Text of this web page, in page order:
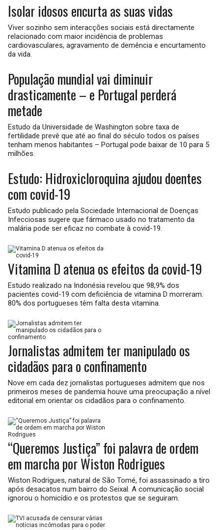
Isolar idosos encurta as suas vidas
Viver sozinho sem interacções sociais está directamente
relacionado com maior incidência de problemas
cardiovasculares, agravamento de demência e encurtamento
da vida.
População mundial vai diminuir
drasticamente – e Portugal perderá
metade
Estudo da Universidade de Washington sobre taxa de
fertilidade prevê que até ao final do século todos os países
tenham menos habitantes – Portugal pode baixar de 10 para 5
milhões.
Estudo: Hidroxicloroquina ajudou doentes
com covid-19
Estudo publicado pela Sociedade Internacional de Doenças
Infecciosas sugere que fármaco usado no tratamento da
malária pode ser eficaz no combate à covid-19.
Vitamina D atenua os efeitos da covid-19
Estudo realizado na Indonésia revelou que 98,9% dos
pacientes covid-19 com deficiência de vitamina D morreram.
80% dos portugueses têm falta desta vitamina.
Jornalistas admitem ter manipulado os
cidadãos para o confinamento
Nove em cada dez jornalistas portugueses admitem que nos
primeiros meses de pandemia houve uma preocupação a nível
editorial em orientar os cidadãos para o confinamento.
“Queremos Justiça” foi palavra de ordem
em marcha por Wiston Rodrigues
Wiston Rodrigues, natural de São Tomé, foi assassinado a tiro
após desacatos num bairro do Seixal. A comunicação social
ignorou o homicídio e os protestos que se seguiram.